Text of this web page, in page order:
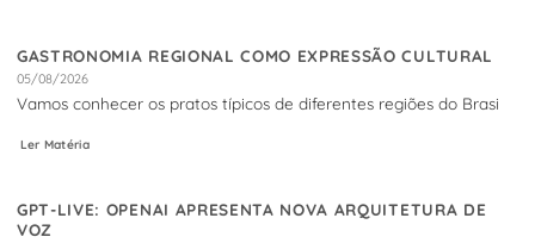
GASTRONOMIA REGIONAL COMO EXPRESSÃO CULTURAL
05/08/2026
Vamos conhecer os pratos típicos de diferentes regiões do Brasi
Ler Matéria
GPT-LIVE: OPENAI APRESENTA NOVA ARQUITETURA DE
VOZ